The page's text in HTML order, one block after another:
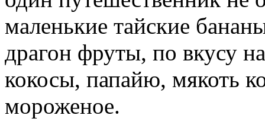
маленькие тайские
драгон фруты, по вкусу
кокосы, папайю, мякоть
мороженое.